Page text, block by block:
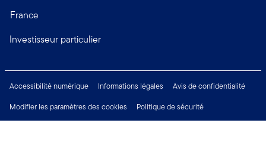
France
Investisseur particulier
Accessibilité numérique Informations légales
Avis de confidentialité
Modifier les paramètres des cookies
Politique de sécurité